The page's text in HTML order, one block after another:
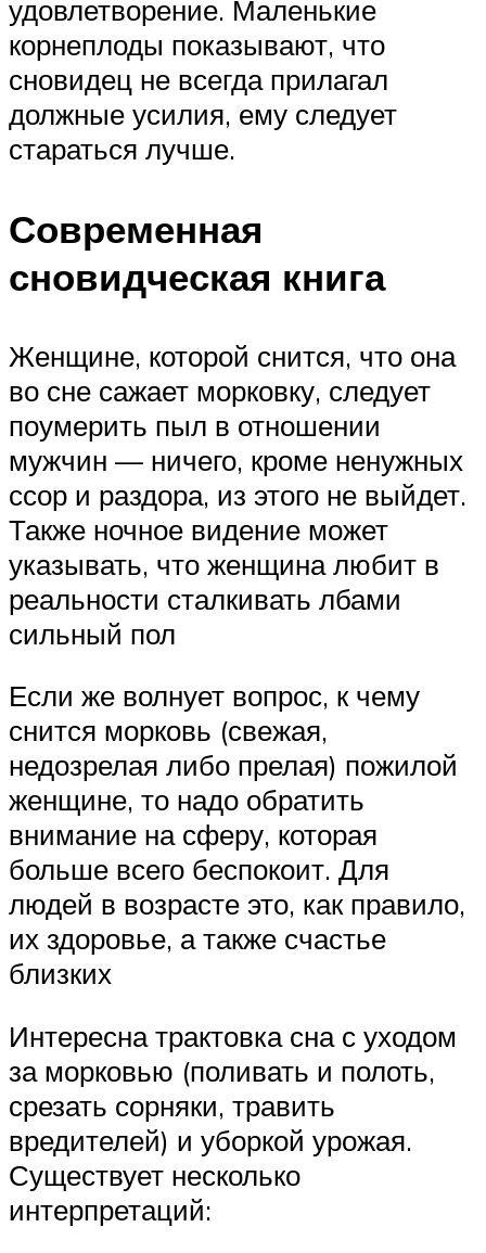
удовлетворение. Маленькие
корнеплоды показывают, что
сновидец не всегда прилагал
должные усилия, ему следует
стараться лучше.
Современная
сновидческая книга
Женщине, которой снится, что она
во сне сажает морковку, следует
поумерить пыл в отношении
мужчин — ничего, кроме ненужных
ссор и раздора, из этого не выйдет.
Также ночное видение может
указывать, что женщина любит в
реальности сталкивать лбами
сильный пол
Если же волнует вопрос, к чему
снится морковь (свежая,
недозрелая либо прелая) пожилой
женщине, то надо обратить
внимание на сферу, которая
больше всего беспокоит. Для
людей в возрасте это, как правило,
их здоровье, а также счастье
близких
Интересна трактовка сна с уходом
за морковью (поливать и полоть,
срезать сорняки, травить
вредителей) и уборкой урожая.
Существует несколько
интерпретаций: